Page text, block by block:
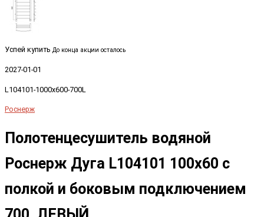
Успей купить До конца акции осталось
2027-01-01
L104101-1000x600-700L
Роснерж
Полотенцесушитель водяной
Роснерж Дуга L104101 100x60 с
полкой и боковым подключением